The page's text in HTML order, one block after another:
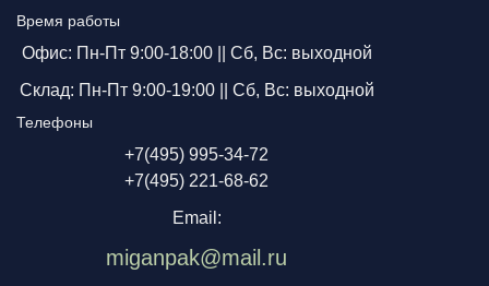
Время работы
Офис: Пн-Пт 9:00-18:00 || Сб, Вс: выходной
Склад: Пн-Пт 9:00-19:00 || Сб, Вс: выходной
Телефоны
+7(495) 995-34-72
+7(495) 221-68-62
Email:
miganpak@mail.ru